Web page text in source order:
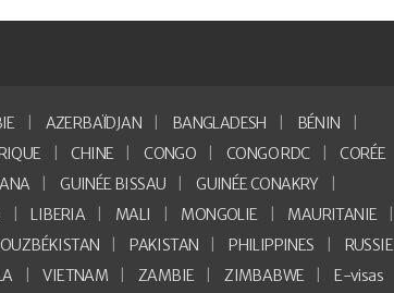
AZERBAÏDJAN BANGLADESH
BÉNIN
CHINE CONGO CONGO RDC
CORÉE
GUINÉE BISSAU
GUINÉE CONAKRY
LIBERIA MALI MONGOLIE
MAURITANIE
OUZBÉKISTAN PAKISTAN PHILIPPINES
RUSSIE
VIETNAM ZAMBIE ZIMBABWE
E-visas